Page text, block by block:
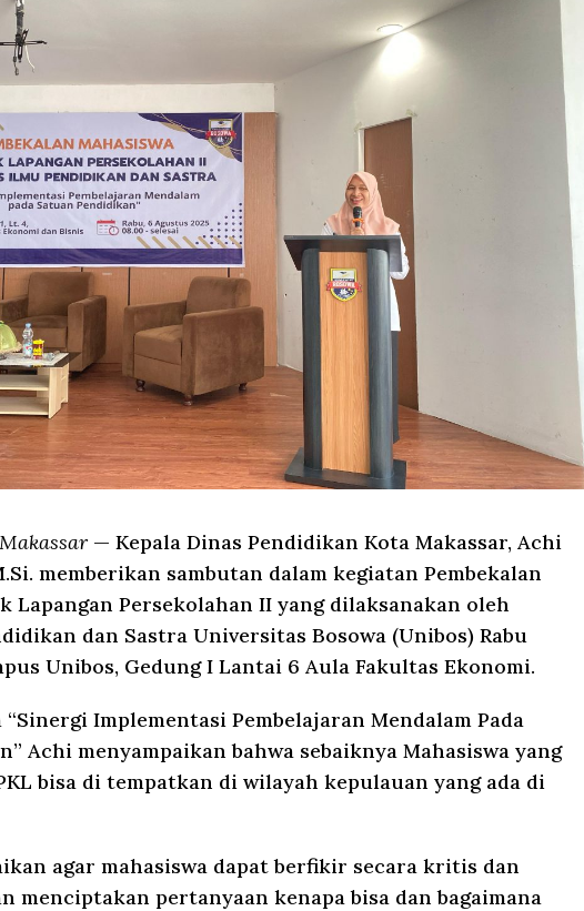
— Kepala Dinas Pendidikan Kota Makassar, Achi
memberikan sambutan dalam kegiatan Pembekalan
Lapangan Persekolahan II yang dilaksanakan oleh
dan Sastra Universitas Bosowa (Unibos) Rabu
Unibos, Gedung I Lantai 6 Aula Fakultas Ekonomi.
Implementasi Pembelajaran Mendalam Pada
Achi menyampaikan bahwa sebaiknya Mahasiswa yang
bisa di tempatkan di wilayah kepulauan yang ada di
agar mahasiswa dapat berfikir secara kritis dan
menciptakan pertanyaan kenapa bisa dan bagaimana